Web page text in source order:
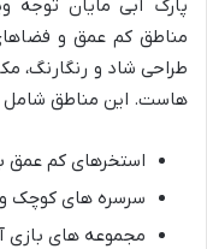
پارک آبی مایان توجه
مناطق کم عمق و
طراحی شاد و رنگارنگ،
هاست. این مناطق شامل
استخرهای کم عمق
سرسره های کوچک و
مجموعه های بازی